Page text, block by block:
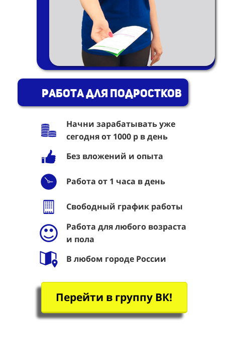
Работа для подростков
Начни зарабатывать уже
сегодня от 1000 р в день
Без вложений и опыта
Работа от 1 часа в день
Свободный график работы
Работа для любого возраста
и пола
В любом городе России
Перейти в группу ВК!